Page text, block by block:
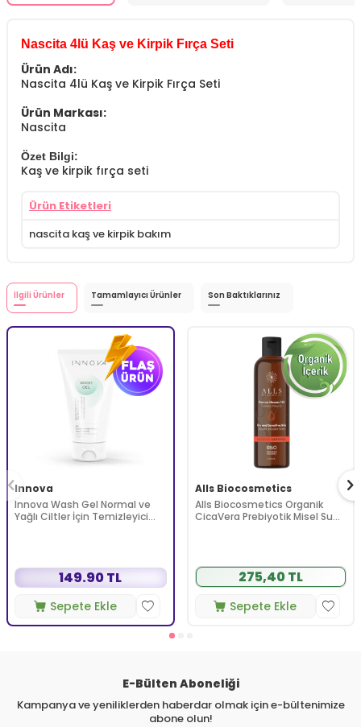
Nascita 4lü Kaş ve Kirpik Fırça Seti
Ürün Adı:
Nascita 4lü Kaş ve Kirpik Fırça Seti
Ürün Markası:
Nascita
Özet Bilgi:
Kaş ve kirpik fırça seti
Ürün Etiketleri
nascita kaş ve kirpik bakım
İlgili Ürünler Tamamlayıcı Ürünler Son Baktıklarınız
Innova
Innova Wash Gel Normal ve
Yağlı Ciltler İçin Temizleyici
149.90 TL
Sepete Ekle
Alls Biocosmetics
Alls Biocosmetics Organik
CicaVera Prebiyotik Misel Su
275,40 TL
Sepete Ekle
E-Bülten Aboneliği
Kampanya ve yeniliklerden haberdar olmak için e-bültenimize
abone olun!